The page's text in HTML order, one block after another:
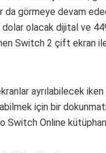
da görmeye devam
dolar olacak dijital ve
Switch 2 çift ekran
ayrılabilecek
için bir
Switch Online